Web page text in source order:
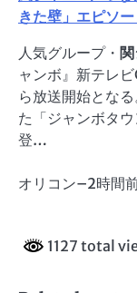
きた壁」エピソ
人気グループ・
ャンボ』新テレ
ら放送開始とな
た「ジャンボタ
登…
オリコン–2時間
1127 total